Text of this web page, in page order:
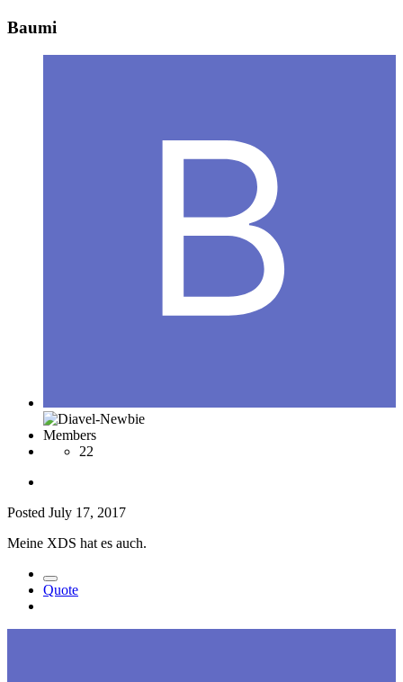
Baumi
Members
22
Posted July 17, 2017
Meine XDS hat es auch.
Quote